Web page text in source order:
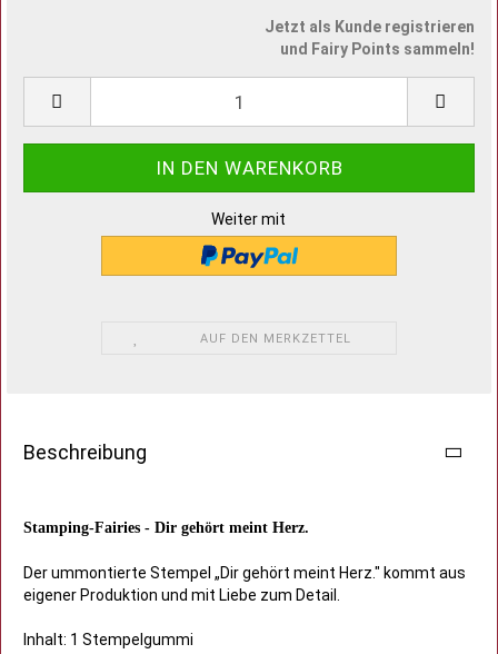
Jetzt als Kunde registrieren
und Fairy Points sammeln!
Weiter mit
AUF DEN MERKZETTEL
Beschreibung
Stamping-Fairies - Dir gehört meint Herz.
Der ummontierte Stempel „Dir gehört meint Herz." kommt aus
eigener Produktion und mit Liebe zum Detail.
Inhalt: 1 Stempelgummi